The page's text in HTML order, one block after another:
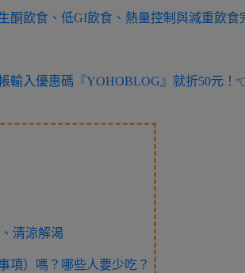
酮飲食、低GI飲食、熱量控制與減重飲食
輸入優惠碼『YOHOBLOG』就折50元！
清涼解渴
項）嗎？哪些人要少吃？